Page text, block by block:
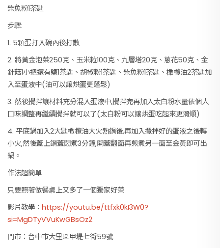
柴魚粉1茶匙
步驟:
1. 5顆蛋打入碗內後打散
2. 將黃金泡菜250克、玉米粒100克、九層塔20克、蔥花50克、金
針菇1小把還有鹽1茶匙、胡椒粉1茶匙、柴魚粉1茶匙、橄欖油2茶匙加
入至蛋液中(油可以讓烘蛋更蓬鬆)
3. 然後攪拌讓材料充分混入蛋液中,攪拌完再加入太白粉水量依個人
口味調整再繼續攪拌就可以了(太白粉可以讓烘蛋吃起來更滑順)
4. 平底鍋加入2大匙橄欖油大火熱鍋後,再加入攪拌好的蛋液之後轉
小火,然後蓋上鍋蓋悶煮3分鐘,開蓋翻面再煎煮另一面至金黃即可出
鍋。
作法超簡單
只要照著做餐桌上又多了一個獨家好菜
影片教學： https://youtu.be/ttfxk0kI3W0?
si=MgDTyVVuKwGBsOz2
門市：台中市大里區甲堤七街59號